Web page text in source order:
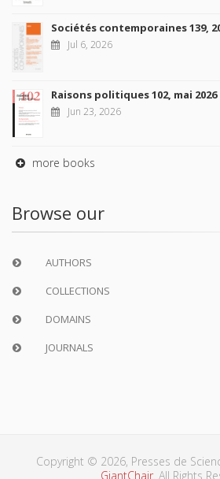
Sociétés contemporaines 139,
Jul 6, 2026
Raisons politiques 102, mai 2026
Jun 23, 2026
more books
Browse our
AUTHORS
COLLECTIONS
DOMAINS
JOURNALS
Copyright © 2026, Presses de
GiantChair. All Rights